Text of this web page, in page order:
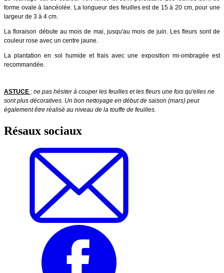
forme ovale à lancéolée. La longueur des feuilles est de 15 à 20 cm, pour une
largeur de 3 à 4 cm.
La floraison débute au mois de mai, jusqu'au mois de juin. Les fleurs sont de
couleur rose avec un centre jaune.
La plantation en sol humide et frais avec une exposition mi-ombragée est
recommandée.
ASTUCE : ne pas hésiter à couper les feuilles et les fleurs une fois qu'elles ne
sont plus décoratives. Un bon nettoyage en début de saison (mars) peut
également être réalisé au niveau de la touffe de feuilles.
Résaux sociaux